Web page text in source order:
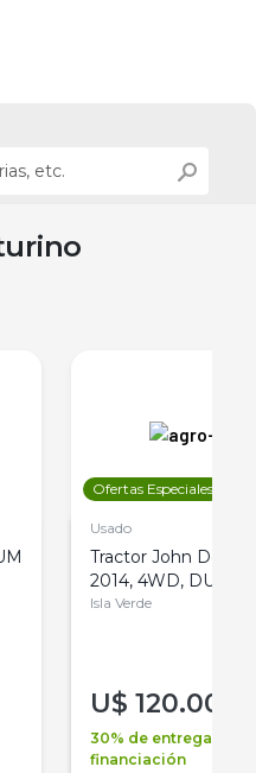
Ofertas Especiales
Usado
Tractor John Deere
2014, 4WD, DUAL
Isla Verde
U$ 120.000
30% de entrega +
financiación